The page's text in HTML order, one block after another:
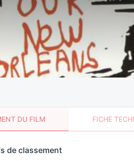
DU FILM FICHE
de classement